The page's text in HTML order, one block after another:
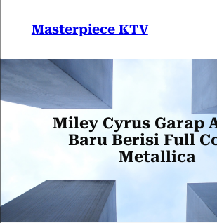
Masterpiece KTV
Miley Cyrus Garap
Baru Berisi Full
Metallica